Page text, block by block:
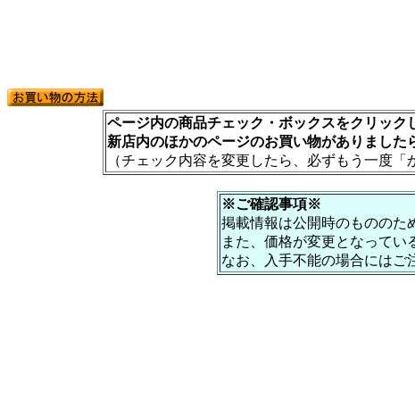
ページ内の商品チェック・ボックスをクリック
新店内のほかのページのお買い物がありました
（チェック内容を変更したら、必ずもう一度
※ご確認事項※
掲載情報は公開時のもののた
また、価格が変更となってい
なお、入手不能の場合にはご